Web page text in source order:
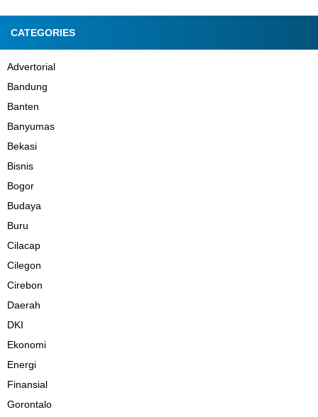
CATEGORIES
Advertorial
Bandung
Banten
Banyumas
Bekasi
Bisnis
Bogor
Budaya
Buru
Cilacap
Cilegon
Cirebon
Daerah
DKI
Ekonomi
Energi
Finansial
Gorontalo